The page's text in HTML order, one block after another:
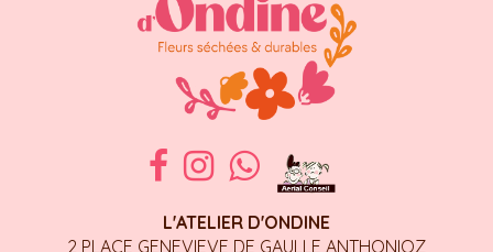
L'ATELIER D'ONDINE
2 PLACE GENEVIEVE DE GAULLE ANTHONIOZ